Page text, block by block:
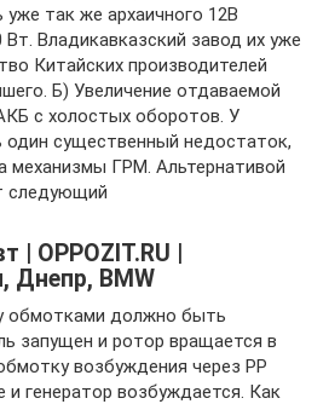
так же архаичного 12В
Вт. Владикавказский завод их уже
Китайских производителей
Б) Увеличение отдаваемой
с холостых оборотов. У
один существенный недостаток,
механизмы ГРМ. Альтернативой
следующий
OPPOZIT.RU |
Днепр, BMW
обмотками должно быть
запущен и ротор вращается в
возбуждения через РР
и генератор возбуждается. Как